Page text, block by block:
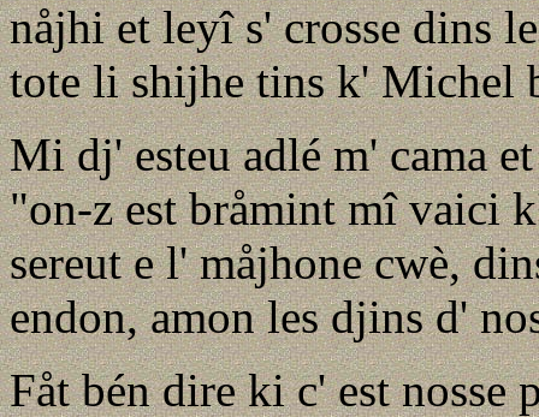
nåjhi et leyî s' crosse dins
tote li shijhe tins k' Michel
Mi dj' esteu adlé m' cama
"on-z est bråmint mî vaici
sereut e l' måjhone cwè,
endon, amon les djins d'
Fåt bén dire ki c' est nosse